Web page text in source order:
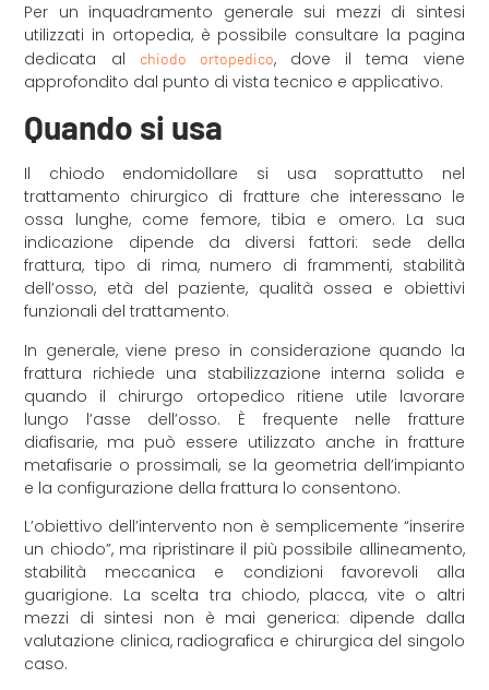
Per un inquadramento generale sui mezzi di sintesi
utilizzati in ortopedia, è possibile consultare la pagina
dedicata al
chiodo ortopedico, dove il tema viene
approfondito dal punto di vista tecnico e applicativo.
Quando si usa
Il chiodo endomidollare si usa soprattutto nel
trattamento chirurgico di fratture che interessano le
ossa lunghe, come femore, tibia e omero. La sua
indicazione dipende da diversi fattori: sede della
frattura, tipo di rima, numero di frammenti, stabilità
dell’osso, età del paziente, qualità ossea e obiettivi
funzionali del trattamento.
In generale, viene preso in considerazione quando la
frattura richiede una stabilizzazione interna solida e
quando il chirurgo ortopedico ritiene utile lavorare
lungo l’asse dell’osso. È frequente nelle fratture
diafisarie, ma può essere utilizzato anche in fratture
metafisarie o prossimali, se la geometria dell’impianto
e la configurazione della frattura lo consentono.
L’obiettivo dell’intervento non è semplicemente “inserire
un chiodo”, ma ripristinare il più possibile allineamento,
stabilità meccanica e condizioni favorevoli alla
guarigione. La scelta tra chiodo, placca, vite o altri
mezzi di sintesi non è mai generica: dipende dalla
valutazione clinica, radiografica e chirurgica del singolo
caso.